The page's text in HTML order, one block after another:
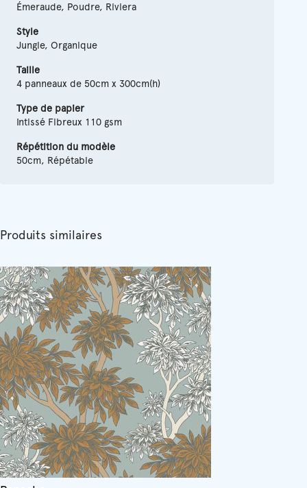
Émeraude, Poudre, Riviera
Style
Jungle, Organique
Taille
4 panneaux de 50cm x 300cm(h)
Type de papier
Intissé Fibreux 110 gsm
Répétition du modèle
50cm, Répétable
Produits similaires